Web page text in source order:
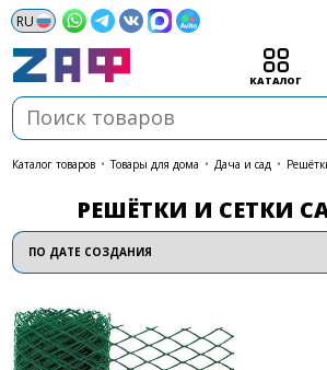
КАТАЛОГ
каталог товаров • Товары для дома • Дача и сад •
РЕШЁТКИ И СЕТКИ